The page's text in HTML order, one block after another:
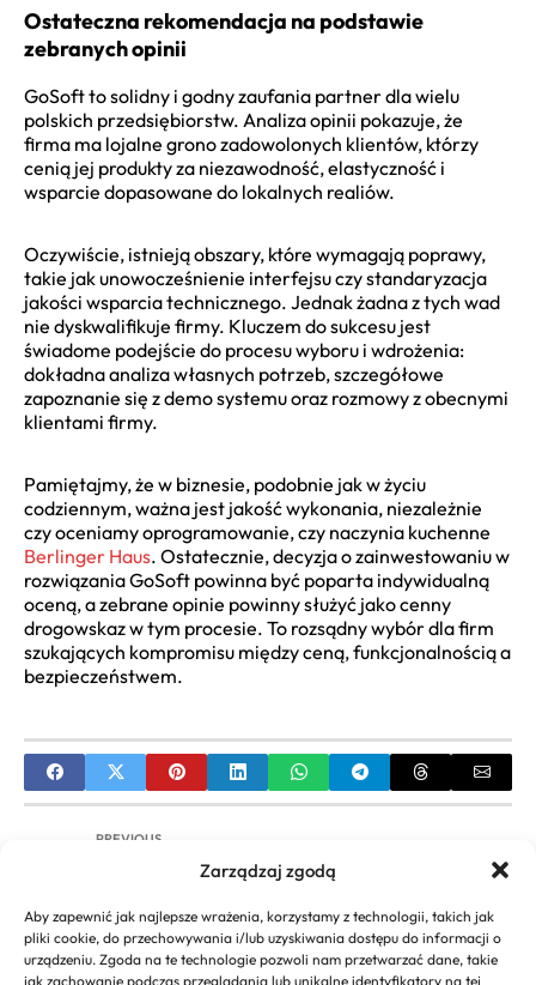
Zarządzaj zgodą
Aby zapewnić jak najlepsze wrażenia, korzystamy z technologii, takich jak
pliki cookie, do przechowywania i/lub uzyskiwania dostępu do informacji o
urządzeniu. Zgoda na te technologie pozwoli nam przetwarzać dane, takie
jak zachowanie podczas przeglądania lub unikalne identyfikatory na tej
Ostateczna rekomendacja na podstawie
zebranych opinii
GoSoft to solidny i godny zaufania partner dla wielu
polskich przedsiębiorstw. Analiza opinii pokazuje, że
firma ma lojalne grono zadowolonych klientów, którzy
cenią jej produkty za niezawodność, elastyczność i
wsparcie dopasowane do lokalnych realiów.
Oczywiście, istnieją obszary, które wymagają poprawy,
takie jak unowocześnienie interfejsu czy standaryzacja
jakości wsparcia technicznego. Jednak żadna z tych wad
nie dyskwalifikuje firmy. Kluczem do sukcesu jest
świadome podejście do procesu wyboru i wdrożenia:
dokładna analiza własnych potrzeb, szczegółowe
zapoznanie się z demo systemu oraz rozmowy z obecnymi
klientami firmy.
Pamiętajmy, że w biznesie, podobnie jak w życiu
codziennym, ważna jest jakość wykonania, niezależnie
czy oceniamy oprogramowanie, czy naczynia kuchenne
Berlinger Haus. Ostatecznie, decyzja o zainwestowaniu w
rozwiązania GoSoft powinna być poparta indywidualną
oceną, a zebrane opinie powinny służyć jako cenny
drogowskaz w tym procesie. To rozsądny wybór dla firm
szukających kompromisu między ceną, funkcjonalnością a
bezpieczeństwem.
PREVIOUS
Jak skutecznie szukać firmy w CEIDG? Przewodnik
NEXT